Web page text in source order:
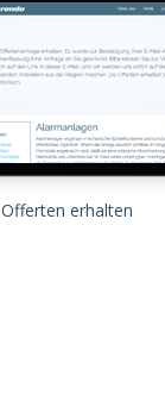
Offerten erhalten